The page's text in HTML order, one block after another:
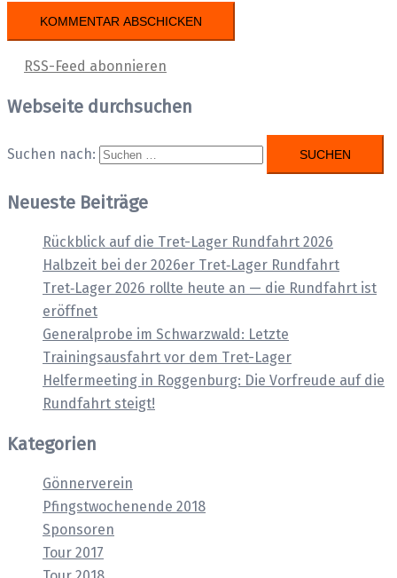
RSS-Feed abonnieren
Webseite durchsuchen
Suchen nach:
Neueste Beiträge
Rückblick auf die Tret-Lager Rundfahrt 2026
Halbzeit bei der 2026er Tret‑Lager Rundfahrt
Tret‑Lager 2026 rollte heute an — die Rundfahrt ist
eröffnet
Generalprobe im Schwarzwald: Letzte
Trainingsausfahrt vor dem Tret-Lager
Helfermeeting in Roggenburg: Die Vorfreude auf die
Rundfahrt steigt!
Kategorien
Gönnerverein
Pfingstwochenende 2018
Sponsoren
Tour 2017